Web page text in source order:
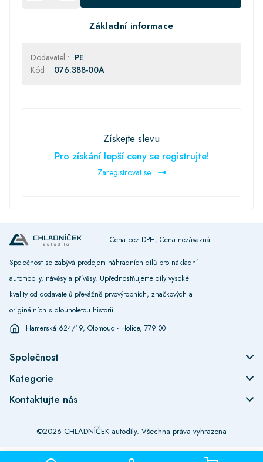
Základní informace
Dodavatel : PE
Kód : 076.388-00A
Získejte slevu
Pro získání lepší ceny se registrujte!
Zaregistrovat se
Cena bez DPH, Cena nezávazná
Společnost se zabývá prodejem náhradních dílů pro nákladní
automobily, návěsy a přívěsy. Upřednostňujeme díly vysoké
kvality od dodavatelů převážně prvovýrobních, značkových a
originálních s dlouholetou historií.
Hamerská 624/19, Olomouc - Holice, 779 00
Společnost
Kategorie
Kontaktujte nás
©2026 CHLADNÍČEK autodíly. Všechna práva vyhrazena